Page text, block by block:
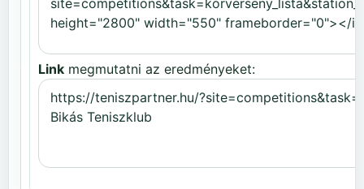
Link megmutatni az eredményeket: